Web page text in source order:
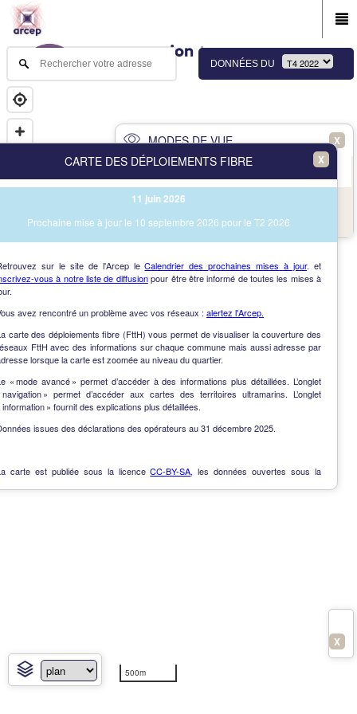
500m
DONNÉES DU
MODES DE VUE X
Vue des immeubles et des communes
X
CARTE DES DÉPLOIEMENTS FIBRE
11 juin 2026
Prochaine mise à jour le 10 septembre 2026 pour le T2 2026
sur le site de l'Arcep leCalendrier des prochaines mises à jour. et
vous à notre liste de diffusionpour être être informé de toutes les mises à
avez rencontré un problème avec vos réseaux : alertez l'Arcep.
carte des déploiements fibre (FttH) vous permet de visualiser la couverture des
FttH avec des informations sur chaque commune mais aussi adresse par
lorsque la carte est zoomée au niveau du quartier.
« mode avancé » permet d’accéder à des informations plus détaillées. L’onglet
navigation » permet d’accéder aux cartes des territoires ultramarins. L’onglet
information » fournit des explications plus détaillées.
issues des déclarations des opérateurs au 31 décembre 2025.
carte est publiée sous la licenceCC-BY-SA, les données ouvertes sous la
X
NAV